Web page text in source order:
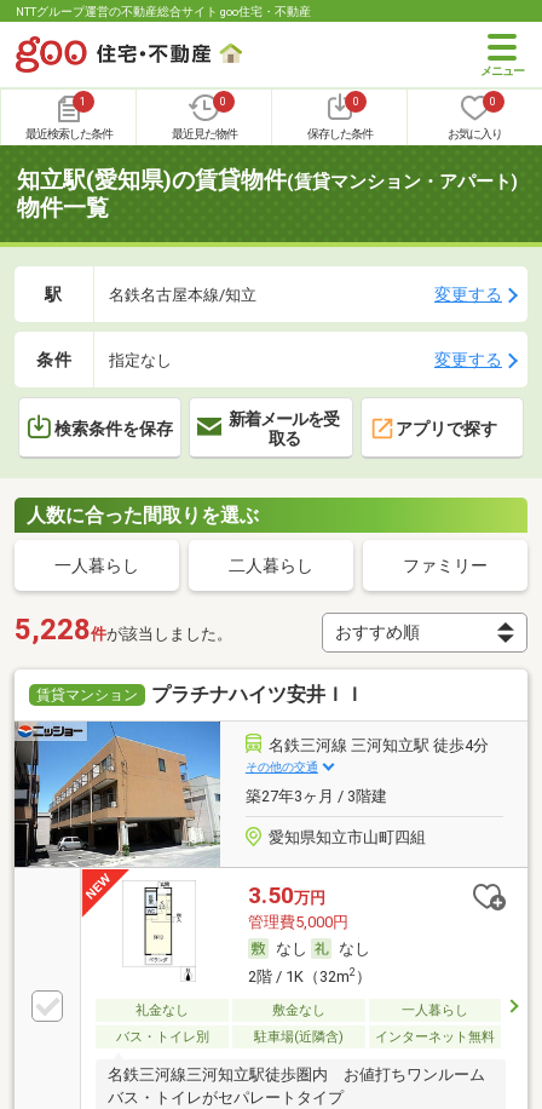
NTTグループ運営の不動産総合サイト goo住宅・不動産
1
最近検索した条件
0
最近見た物件
0
保存した条件
0
お気に入り
知立駅(愛知県)の賃貸物件(賃貸マンション・アパート)
物件一覧
駅 名鉄名古屋本線/知立 変更する
条件 指定なし 変更する
検索条件を保存
新着メールを受
取る
アプリで探す
人数に合った間取りを選ぶ
一人暮らし 二人暮らし ファミリー
5,228件が該当しました。
賃貸マンション プラチナハイツ安井ＩＩ
名鉄三河線 三河知立駅 徒歩4分
その他の交通
築27年3ヶ月 / 3階建
愛知県知立市山町四組
3.50万円
管理費5,000円
なし
なし
2階 / 1K（32m2）
礼金なし 敷金なし
一人暮らし
バス・トイレ別
駐車場(近隣含) インターネット無料
名鉄三河線三河知立駅徒歩圏内 お値打ちワンルーム
バス・トイレがセパレートタイプ